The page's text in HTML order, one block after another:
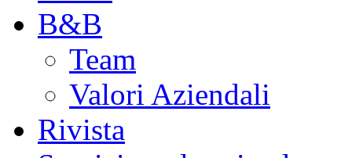
B&B
Team
Valori Aziendali
Rivista